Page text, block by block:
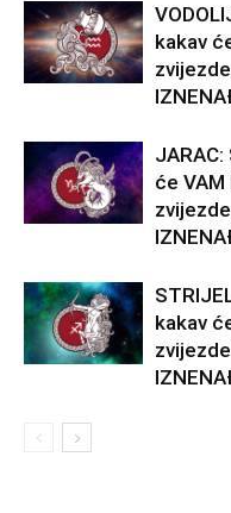
kakav
će VAM
kakav